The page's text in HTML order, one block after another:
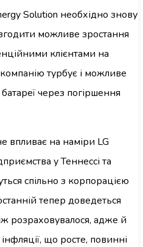
Solution необхідно знову
можливе зростання
клієнтами на
турбує і можливе
через погіршення
впливає на наміри LG
у Теннессі та
спільно з корпорацією
тепер доведеться
розраховувалося, адже й
що росте, повинні